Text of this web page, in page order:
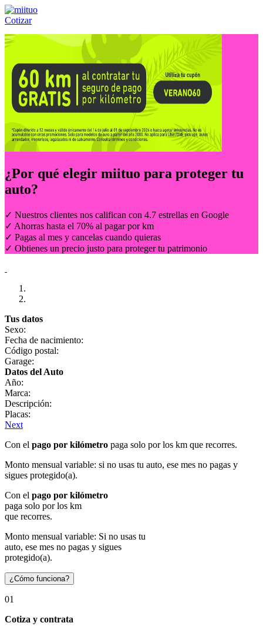
Cotizar
Llámanos al:(55) 84-21-05-00 ó
¿Por qué elegir miituo para proteger tu
auto?
✓ Nuestros clientes nos califican con 4.7 estrellas en Google
✓ Ahorras hasta el 70% al pagar por km
✓ Pagas al mes y cancelas cuando quieras
✓ Obtienes un precio justo para proteger tu patrimonio
Tus datos
Sexo:
Fecha de nacimiento:
Código postal:
Garage:
Datos del Auto
Año:
Marca:
Descripción:
Placas:
Next
Con el pago por kilómetro paga solo por los km que recorres.
Monto mensual variable: si no usas tu auto, ese mes no pagas y
sigues protegido(a).
Con el pago por kilómetro
paga solo por los km
que recorres.
Monto mensual variable: Si no usas tu
auto, ese mes no pagas y sigues
protegido(a).
¿Cómo funciona?
01
Cotiza y contrata